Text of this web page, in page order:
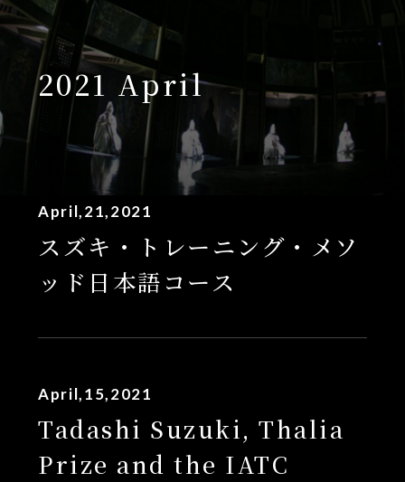
2021 April
April,21,2021
スズキ・トレーニング・メソ
ッド日本語コース
April,15,2021
Tadashi Suzuki, Thalia
Prize and the IATC